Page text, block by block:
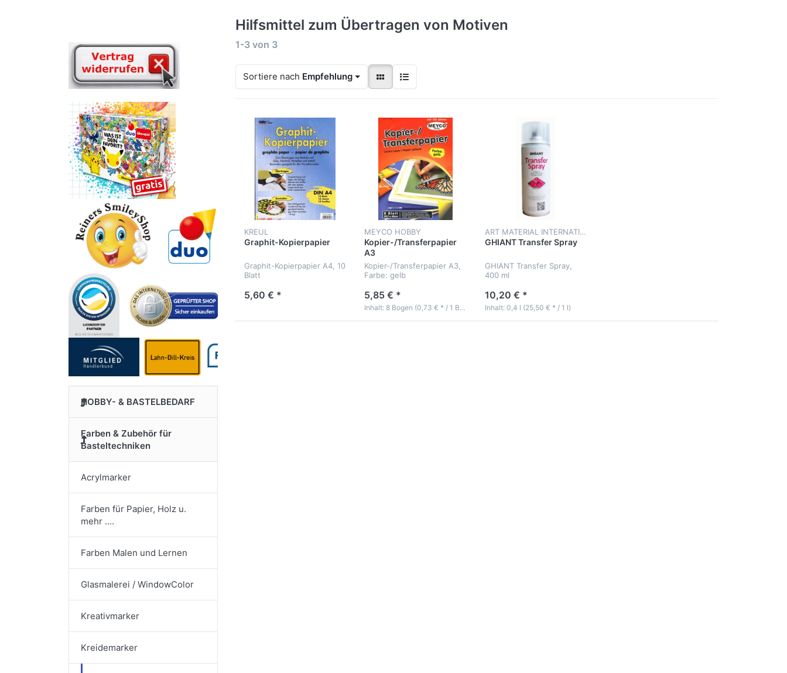
HOBBY- & BASTELBEDARF
Farben & Zubehör für
Basteltechniken
Acrylmarker
Farben für Papier, Holz u.
mehr ....
Farben Malen und Lernen
Glasmalerei / WindowColor
Kreativmarker
Kreidemarker
Hilfsmittel zum Übertragen von Motiven
1-3 von 3
Sortiere nach Empfehlung
KREUL
Graphit-Kopierpapier
Graphit-Kopierpapier A4, 10
Blatt
5,60 € *
MEYCO HOBBY
Kopier-/Transferpapier
A3
Kopier-/Transferpapier A3,
Farbe: gelb
5,85 € *
Inhalt: 8 Bogen (0,73 € * / 1 Bogen)
ART MATERIAL INTERNATIONAL
GHIANT Transfer Spray
GHIANT Transfer Spray,
400 ml
10,20 € *
Inhalt: 0,4 l (25,50 € * / 1 l)